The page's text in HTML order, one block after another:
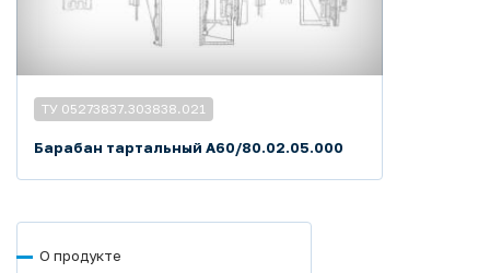
ТУ 05273837.303838.021
Барабан тартальный А60/80.02.05.000
О продукте